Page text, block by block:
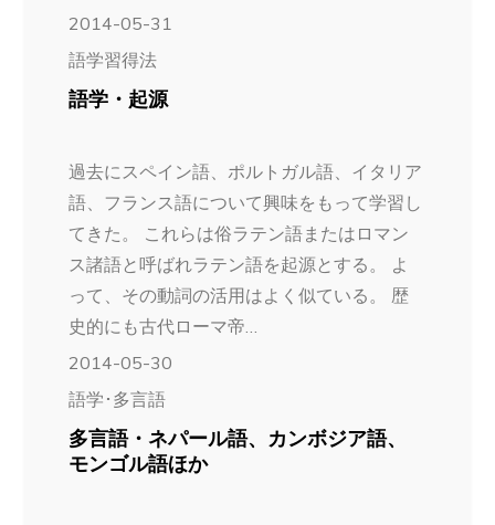
2014-05-31
語学習得法
語学・起源
過去にスペイン語、ポルトガル語、イタリア
語、フランス語について興味をもって学習し
てきた。 これらは俗ラテン語またはロマン
ス諸語と呼ばれラテン語を起源とする。 よ
って、その動詞の活用はよく似ている。 歴
史的にも古代ローマ帝…
2014-05-30
語学･多言語
多言語・ネパール語、カンボジア語、
モンゴル語ほか